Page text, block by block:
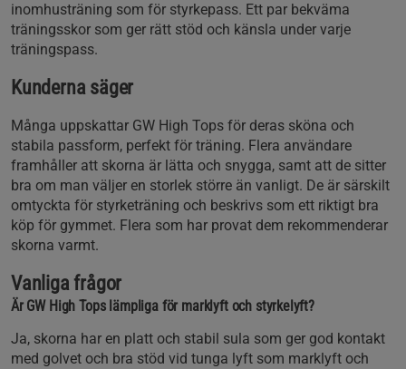
inomhusträning som för styrkepass. Ett par bekväma
träningsskor som ger rätt stöd och känsla under varje
träningspass.
Kunderna säger
Många uppskattar GW High Tops för deras sköna och
stabila passform, perfekt för träning. Flera användare
framhåller att skorna är lätta och snygga, samt att de sitter
bra om man väljer en storlek större än vanligt. De är särskilt
omtyckta för styrketräning och beskrivs som ett riktigt bra
köp för gymmet. Flera som har provat dem rekommenderar
skorna varmt.
Vanliga frågor
Är GW High Tops lämpliga för marklyft och styrkelyft?
Ja, skorna har en platt och stabil sula som ger god kontakt
med golvet och bra stöd vid tunga lyft som marklyft och